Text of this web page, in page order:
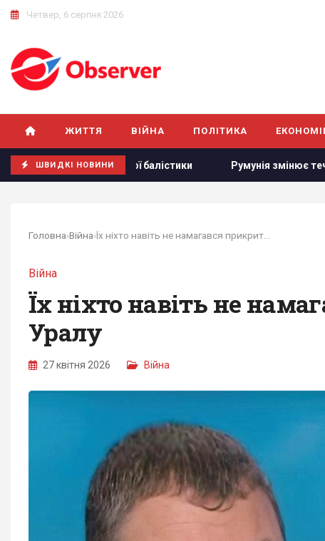
Четвер, 6 серпня 2026
ЖИТТЯ ВІЙНА ПОЛІТИКА
ШВИДКІ НОВИНИ
балістики Румунія змінює течію Дунаю: для
Головна›Війна›
Війна
Їх ніхто навіть не
Уралу
27 квітня 2026 Війна